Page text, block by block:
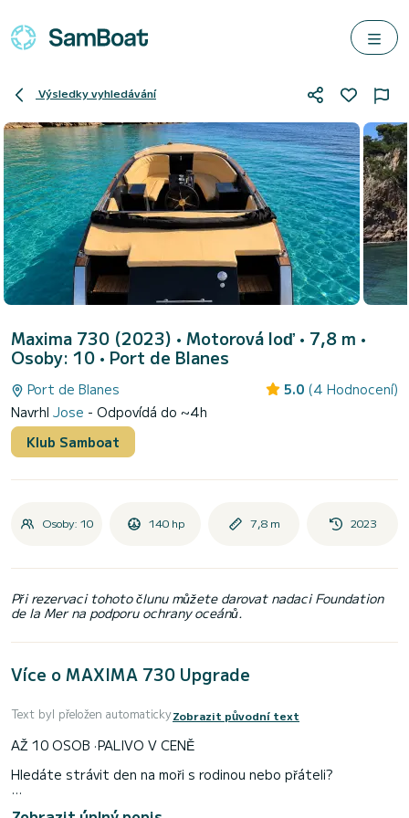
Výsledky vyhledávání
Maxima 730 (2023) • Motorová loď • 7,8 m •
Osoby: 10 • Port de Blanes
Port de Blanes 5.0 (4 Hodnocení)
Navrhl Jose - Odpovídá do ~4h
Klub Samboat
Osoby: 10 140 hp 7,8 m 2023
Při rezervaci tohoto člunu můžete darovat nadaci Foundation
de la Mer na podporu ochrany oceánů.
Více o MAXIMA 730 Upgrade
Text byl přeložen automatickyZobrazit původní text
AŽ 10 OSOB · PALIVO V CENĚ
Hledáte strávit den na moři s rodinou nebo přáteli?